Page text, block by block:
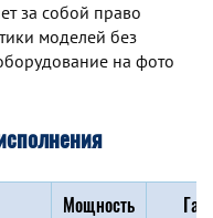
за собой право
моделей без
на фото
Мощность